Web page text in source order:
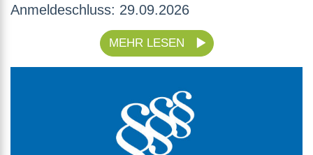
Anmeldeschluss: 29.09.2026
MEHR LESEN